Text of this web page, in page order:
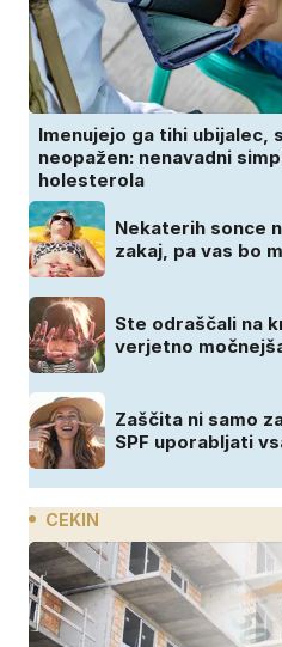
Imenujejo ga tihi ubijalec,
neopažen: nenavadni
holesterola
Nekaterih sonce
zakaj, pa vas bo
Ste odraščali na
verjetno
Zaščita ni samo
SPF uporabljati
CEKIN